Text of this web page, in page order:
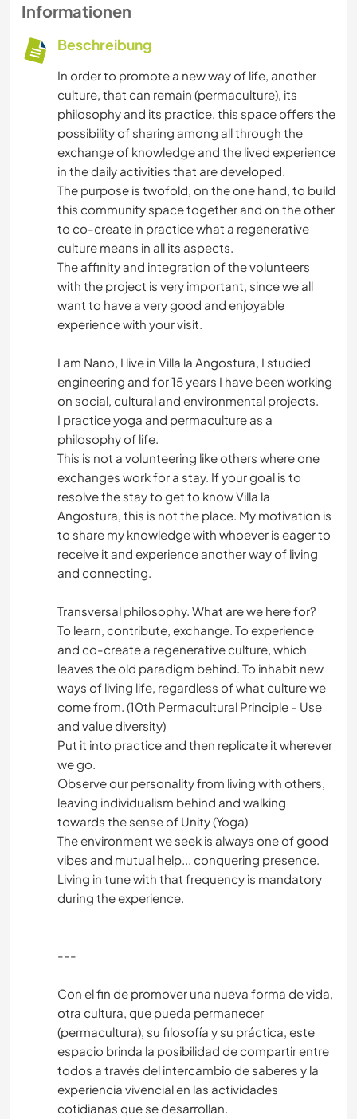
Informationen
Beschreibung
In order to promote a new way of life, another
culture, that can remain (permaculture), its
philosophy and its practice, this space offers the
possibility of sharing among all through the
exchange of knowledge and the lived experience
in the daily activities that are developed.
The purpose is twofold, on the one hand, to build
this community space together and on the other
to co-create in practice what a regenerative
culture means in all its aspects.
The affinity and integration of the volunteers
with the project is very important, since we all
want to have a very good and enjoyable
experience with your visit.
I am Nano, I live in Villa la Angostura, I studied
engineering and for 15 years I have been working
on social, cultural and environmental projects.
I practice yoga and permaculture as a
philosophy of life.
This is not a volunteering like others where one
exchanges work for a stay. If your goal is to
resolve the stay to get to know Villa la
Angostura, this is not the place. My motivation is
to share my knowledge with whoever is eager to
receive it and experience another way of living
and connecting.
Transversal philosophy. What are we here for?
To learn, contribute, exchange. To experience
and co-create a regenerative culture, which
leaves the old paradigm behind. To inhabit new
ways of living life, regardless of what culture we
come from. (10th Permacultural Principle - Use
and value diversity)
Put it into practice and then replicate it wherever
we go.
Observe our personality from living with others,
leaving individualism behind and walking
towards the sense of Unity (Yoga)
The environment we seek is always one of good
vibes and mutual help... conquering presence.
Living in tune with that frequency is mandatory
during the experience.
---
Con el fin de promover una nueva forma de vida,
otra cultura, que pueda permanecer
(permacultura), su filosofía y su práctica, este
espacio brinda la posibilidad de compartir entre
todos a través del intercambio de saberes y la
experiencia vivencial en las actividades
cotidianas que se desarrollan.